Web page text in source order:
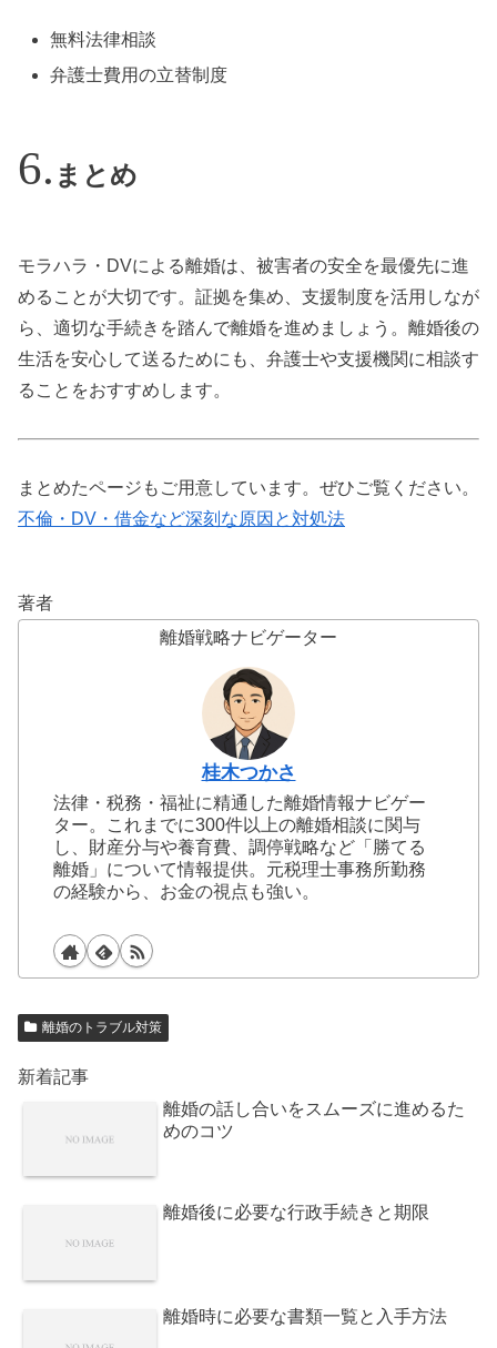
無料法律相談
弁護士費用の立替制度
まとめ
モラハラ・DVによる離婚は、被害者の安全を最優先に進
めることが大切です。証拠を集め、支援制度を活用しなが
ら、適切な手続きを踏んで離婚を進めましょう。離婚後の
生活を安心して送るためにも、弁護士や支援機関に相談す
ることをおすすめします。
まとめたページもご用意しています。ぜひご覧ください。
不倫・DV・借金など深刻な原因と対処法
著者
離婚戦略ナビゲーター
桂木つかさ
法律・税務・福祉に精通した離婚情報ナビゲー
ター。これまでに300件以上の離婚相談に関与
し、財産分与や養育費、調停戦略など「勝てる
離婚」について情報提供。元税理士事務所勤務
の経験から、お金の視点も強い。
離婚のトラブル対策
新着記事
離婚の話し合いをスムーズに進めるた
めのコツ
離婚後に必要な行政手続きと期限
離婚時に必要な書類一覧と入手方法